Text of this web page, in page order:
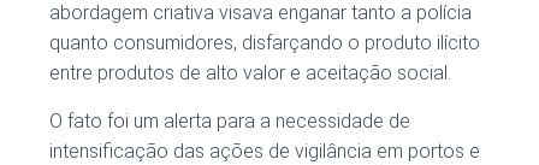
abordagem criativa visava enganar tanto a polícia
quanto consumidores, disfarçando o produto ilícito
entre produtos de alto valor e aceitação social.
O fato foi um alerta para a necessidade de
intensificação das ações de vigilância em portos e